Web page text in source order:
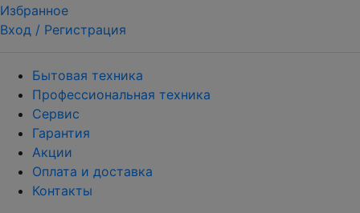
Избранное
Вход / Регистрация
Бытовая техника
Профессиональная техника
Сервис
Гарантия
Акции
Оплата и доставка
Контакты